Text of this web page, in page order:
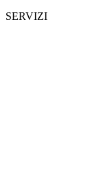
SERVIZI